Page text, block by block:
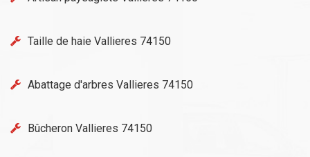
Taille de haie Vallieres 74150
Abattage d'arbres Vallieres 74150
Bûcheron Vallieres 74150